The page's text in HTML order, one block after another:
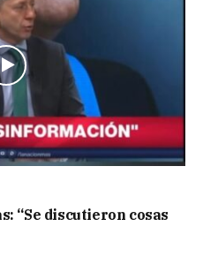
“Se discutieron cosas